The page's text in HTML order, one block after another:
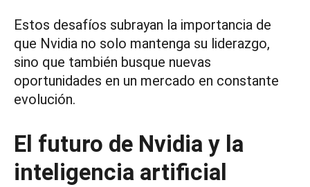
Estos desafíos subrayan la importancia de
que Nvidia no solo mantenga su liderazgo,
sino que también busque nuevas
oportunidades en un mercado en constante
evolución.
El futuro de Nvidia y la
inteligencia artificial